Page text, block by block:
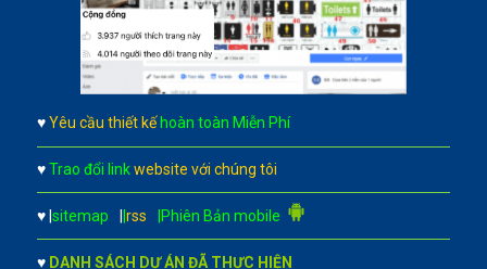
♥ Yêu cầu thiết kế hoàn toàn Miễn Phí
♥ Trao đổi link website với chúng tôi
♥ |sitemap |rss |Phiên Bản mobile
♥ DANH SÁCH DỰ ÁN ĐÃ THỰC HIỆN